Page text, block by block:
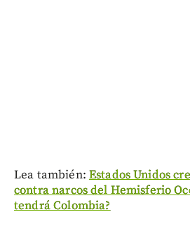
Lea también: Estados Unidos
contra narcos del Hemisferio
tendrá Colombia?